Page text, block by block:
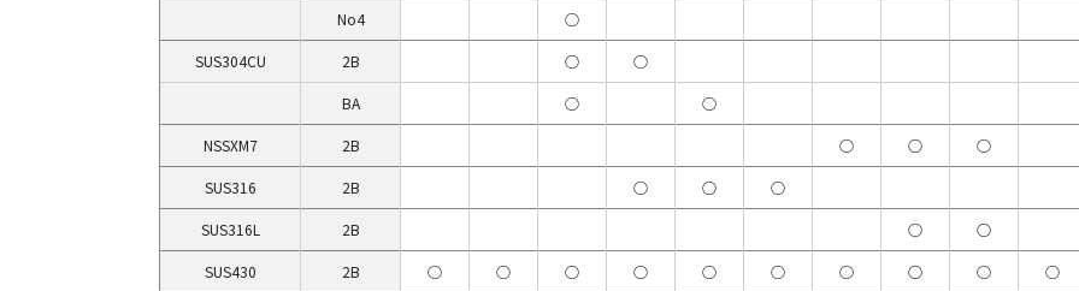
No4 ○
SUS304CU 2B ○ ○
BA ○ ○
NSSXM7 2B ○ ○ ○
SUS316 2B ○ ○ ○
SUS316L 2B ○ ○
SUS430 2B ○ ○ ○ ○ ○ ○ ○ ○ ○ ○